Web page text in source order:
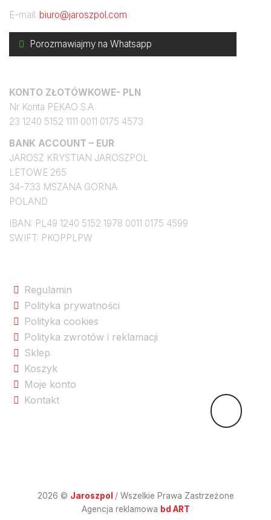
E-mail: biuro@jaroszpol.com
Porozmawiajmy na Whatsapp
KONTO ZŁOTÓWKOWE- PLN
Nr Konta PEKAO S.A
23 1240 5152 1111 0011 0175 4573
BANK ACCOUNT – EUR
JAROSZ KRYSTIAN JAROSZPOL
LETOWE 265
34-733 MSZANA GORNA
POLAND
IBAN: PL49 1240 5152 1978 0011 0175 4599
SWIFT: PKOPPLPW
Regulamin
Polityka prywatności
Polityka cookies
Polityka zwrotów i reklamacji
Sklep
Koszyk
Moje konto
Kontakt
2026 © Jaroszpol / Wszelkie Prawa Zastrzeżone
Agencja reklamowa bd ART